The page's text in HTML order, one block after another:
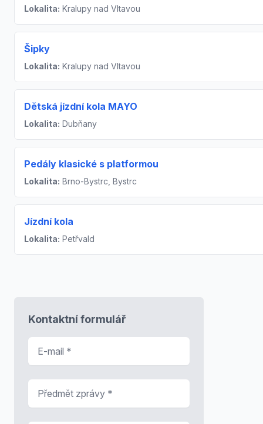
Lokalita: Kralupy nad Vltavou
Šipky
Lokalita: Kralupy nad Vltavou
Dětská jízdní kola MAYO
Lokalita: Dubňany
Pedály klasické s platformou
Lokalita: Brno-Bystrc, Bystrc
Jízdní kola
Lokalita: Petřvald
Kontaktní formulář